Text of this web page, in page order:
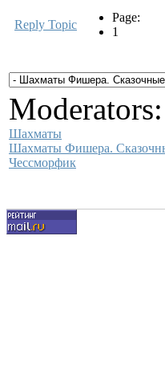
Reply Topic
Page:
1
Moderators:
Шахматы
Шахматы Фишера.
Чессморфик